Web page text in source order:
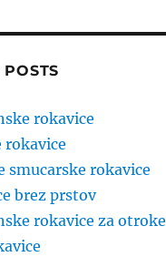
rokavice
rokavice
smucarske rokavice
brez prstov
rokavice za otroke